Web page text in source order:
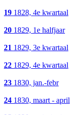
19 1828, 4e kwartaal
20 1829, 1e halfjaar
21 1829, 3e kwartaal
22 1829, 4e kwartaal
23 1830, jan.-febr
24 1830, maart - april